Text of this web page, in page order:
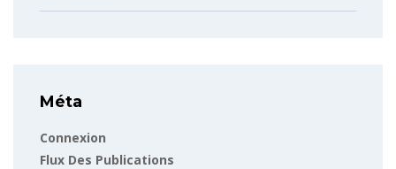
Méta
Connexion
Flux Des Publications